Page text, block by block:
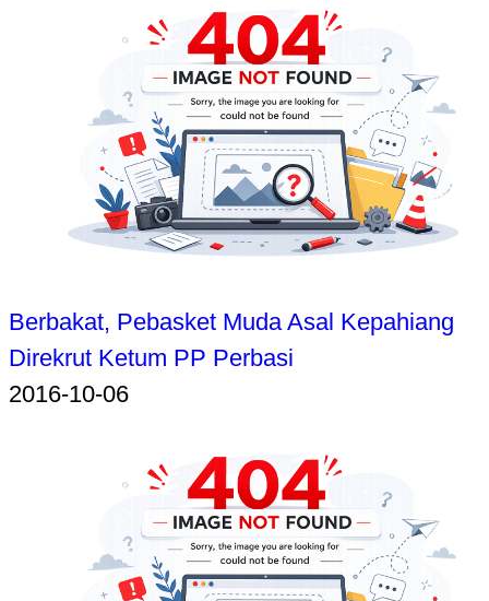
Berbakat, Pebasket Muda Asal Kepahiang
Direkrut Ketum PP Perbasi
2016-10-06